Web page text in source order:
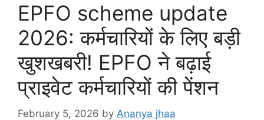
EPFO scheme update
2026: कर्मचारियों के लिए बड़ी
खुशखबरी! EPFO ने बढ़ाई
प्राइवेट कर्मचारियों की पेंशन
February 5, 2026 by Ananya jhaa